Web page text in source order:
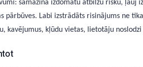
samazina izdomātu atbilžu risku, ļauj
pārbūves. Labi izstrādāts risinājums ne
kavējumus, kļūdu vietas, lietotāju